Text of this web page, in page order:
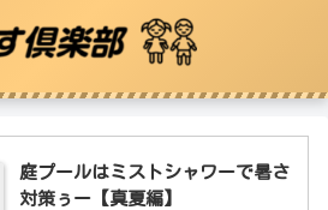
庭プールはミストシャワーで暑さ
対策ぅー【真夏編】